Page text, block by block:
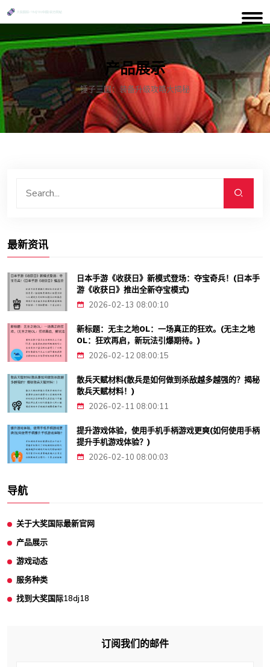
产品展示
锤子三国：装备升级攻略大揭秘
最新资讯
日本手游《收获日》新模式登场：夺宝奇兵！(日本手
游《收获日》推出全新夺宝模式)
2026-02-13 08:00:10
新标题：无主之地OL：一场真正的狂欢。(无主之地
OL：狂欢再启，新玩法引爆期待。)
2026-02-12 08:00:15
散兵天赋材料(散兵是如何做到杀敌越多越强的？揭秘
散兵天赋材料！)
2026-02-11 08:00:11
提升游戏体验，使用手机手柄游戏更爽(如何使用手柄
提升手机游戏体验？)
2026-02-10 08:00:03
导航
关于大奖国际最新官网
产品展示
游戏动态
服务种类
找到大奖国际18dj18
订阅我们的邮件